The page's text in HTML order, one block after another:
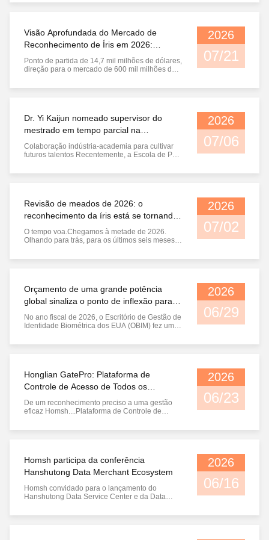
Visão Aprofundada do Mercado de
Reconhecimento de Íris em 2026:
Começando em US$ 14,7 Bilhões,
Marchando em Direção à Era de US$
Ponto de partida de 14,7 mil milhões de dólares,
direção para o mercado de 600 mil milhões de
reconhecimento de íris atingirá US $ 14,72
2026
07/21
Dr. Yi Kaijun nomeado supervisor do
mestrado em tempo parcial na
Universidade de Ciência e Tecnologia de
Wuhan
Colaboração indústria-academia para cultivar
futuros talentos Recentemente, a Escola de Pós-
Tecnologia de Wuhan nomeou oficialmente o Dr.
2026
07/06
Revisão de meados de 2026: o
reconhecimento da íris está se tornando
uma opção obrigatória para a
infraestrutura de identidade global
O tempo voa.Chegamos à metade de 2026.
Olhando para trás, para os últimos seis meses, o
passar por uma transformação silenciosa, mas
2026
07/02
Orçamento de uma grande potência
global sinaliza o ponto de inflexão para o
reconhecimento da íris
No ano fiscal de 2026, o Escritório de Gestão de
Identidade Biométrica dos EUA (OBIM) fez um
atualizou o reconhecimento de íris de uma
2026
06/29
Honglian GatePro: Plataforma de
Controle de Acesso de Todos os
Domínios do Ecossistema Aberto lançada
oficialmente
De um reconhecimento preciso a uma gestão
eficaz Homsh....Plataforma de Controle de
Aberto lançada oficialmente. Por mais de uma
...
2026
06/23
Homsh participa da conferência
Hanshutong Data Merchant Ecosystem
Homsh convidado para o lançamento do
Hanshutong Data Service Center e da Data
uma base sólida para segurança de dados com
2026
06/16